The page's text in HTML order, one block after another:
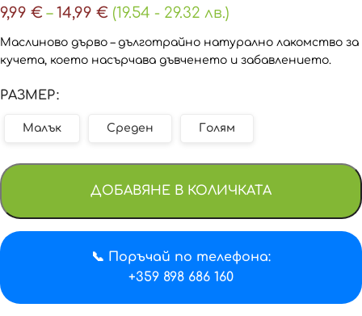
9,99 € – 14,99 € (19.54 - 29.32 лв.)
Маслиново дърво – дълготрайно натурално лакомство за
кучета, което насърчава дъвченето и забавлението.
РАЗМЕР
Малък Среден Голям
ДОБАВЯНЕ В КОЛИЧКАТА
📞 Поръчай по телефона:
+359 898 686 160